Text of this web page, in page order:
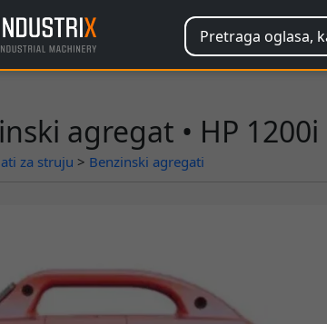
agregat • HP 1200i
za struju > Benzinski agregati